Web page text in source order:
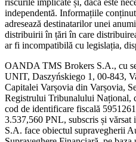
riscurile implicate și, dacă este
independentă. Informațiile
adresează destinatarilor unei
distribuirii în țări în care
ar fi incompatibilă cu legislația,
OANDA TMS Brokers S.A., cu
UNIT, Daszyńskiego 1, 00-843,
Capitalei Varșovia din Varșovia,
Registrului Tribunalului Național,
cod de identificare fiscală
3.537,560 PNL, subscris și
S.A. face obiectul supravegherii